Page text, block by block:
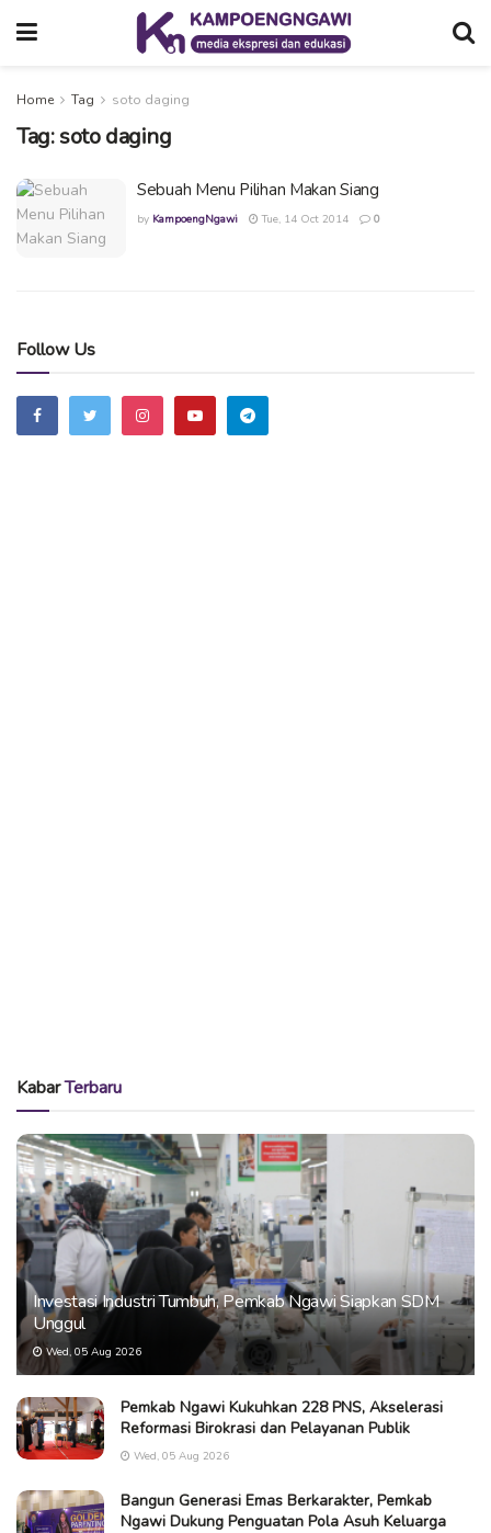
Home Tag soto daging
Tag:soto daging
Sebuah Menu Pilihan Makan Siang
by KampoengNgawi Tue, 14 Oct 2014 0
Follow Us
KabarTerbaru
Investasi Industri Tumbuh, Pemkab Ngawi Siapkan SDM
Unggul
Wed, 05 Aug 2026
Pemkab Ngawi Kukuhkan 228 PNS, Akselerasi
Reformasi Birokrasi dan Pelayanan Publik
Wed, 05 Aug 2026
Bangun Generasi Emas Berkarakter, Pemkab
Ngawi Dukung Penguatan Pola Asuh Keluarga